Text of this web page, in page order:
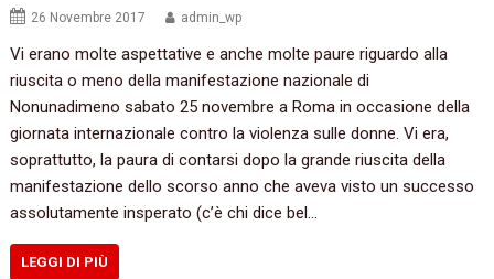
26 Novembre 2017 admin_wp
Vi erano molte aspettative e anche molte paure riguardo alla
riuscita o meno della manifestazione nazionale di
Nonunadimeno sabato 25 novembre a Roma in occasione della
giornata internazionale contro la violenza sulle donne. Vi era,
soprattutto, la paura di contarsi dopo la grande riuscita della
manifestazione dello scorso anno che aveva visto un successo
assolutamente insperato (c’è chi dice bel…
LEGGI DI PIÙ